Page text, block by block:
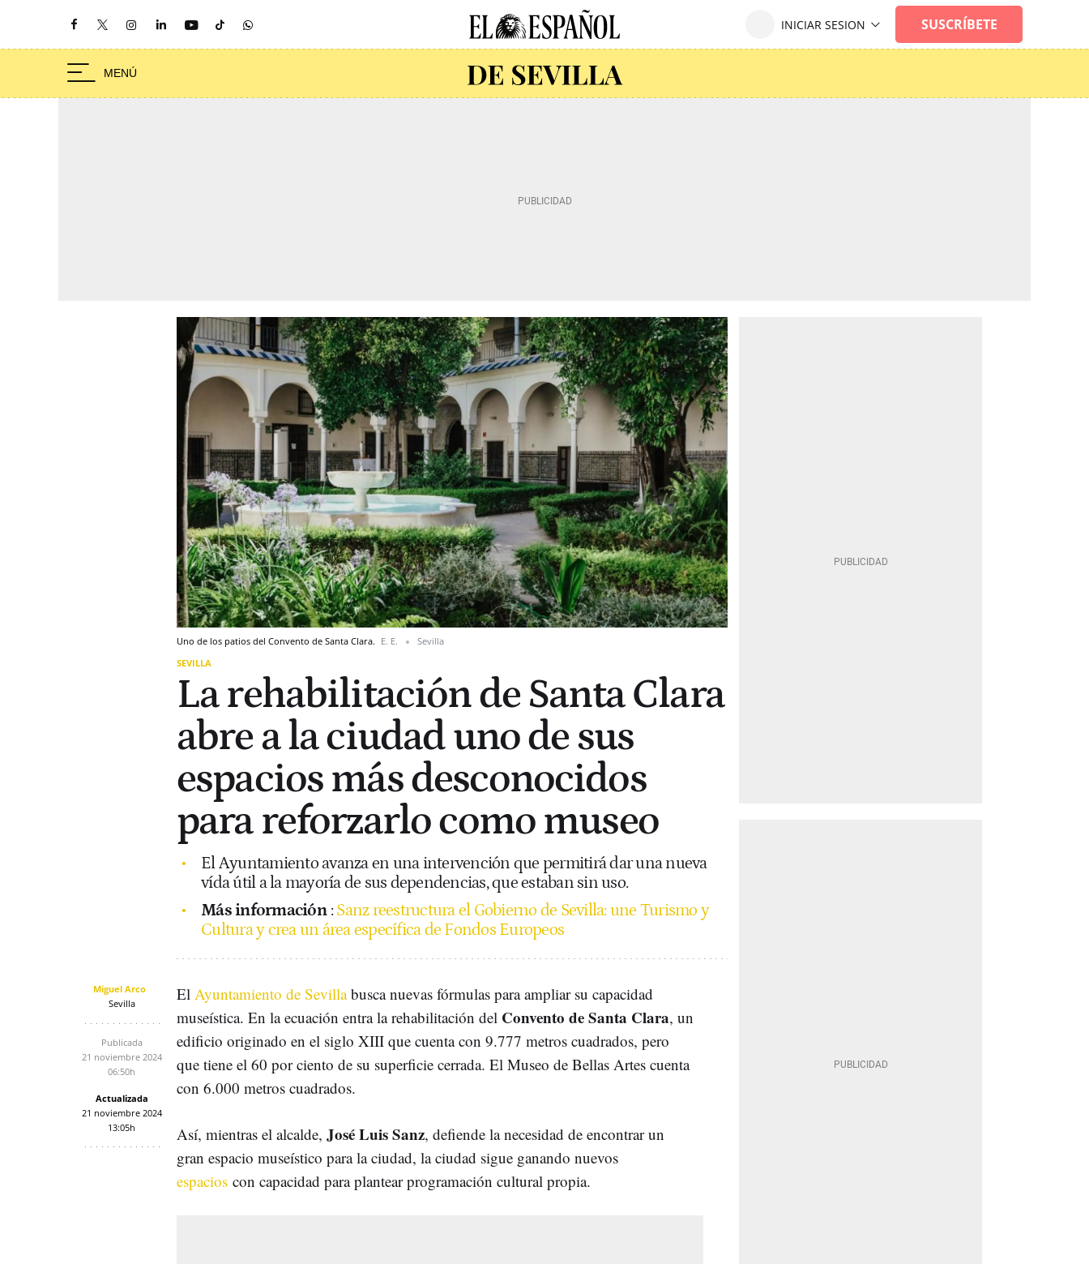
Uno de los patios del Convento de Santa Clara. E. E.
Sevilla
SEVILLA
La rehabilitación de Santa Clara
abre a la ciudad uno de sus
espacios más desconocidos
para reforzarlo como museo
El Ayuntamiento avanza en una intervención que permitirá dar una nueva
vída útil a la mayoría de sus dependencias, que estaban sin uso.
Más información :Sanz reestructura el Gobierno de Sevilla: une Turismo y
Cultura y crea un área específica de Fondos Europeos
Miguel Arco
Sevilla
Publicada
21 noviembre 2024
06:50h
Actualizada
21 noviembre 2024
13:05h
El Ayuntamiento de Sevillabusca nuevas fórmulas para ampliar su capacidad
museística. En la ecuación entra la rehabilitación del Convento de Santa Clara, un
edificio originado en el siglo XIII que cuenta con 9.777 metros cuadrados, pero
que tiene el 60 por ciento de su superficie cerrada. El Museo de Bellas Artes cuenta
con 6.000 metros cuadrados.
Así, mientras el alcalde, José Luis Sanz, defiende la necesidad de encontrar un
gran espacio museístico para la ciudad, la ciudad sigue ganando nuevos
espacios con capacidad para plantear programación cultural propia.